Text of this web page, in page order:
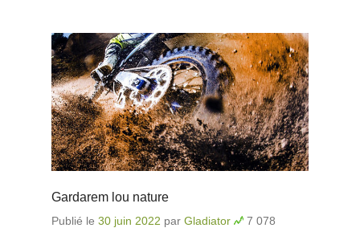
Gardarem lou nature
Publié le 30 juin 2022 par Gladiator
7 078